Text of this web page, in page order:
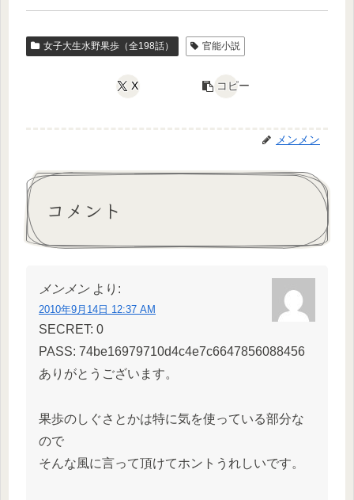
女子大生水野果歩（全198話） 官能小説
X コピー
メンメン
コメント
メンメン より:
2010年9月14日 12:37 AM
SECRET: 0
PASS: 74be16979710d4c4e7c6647856088456
ありがとうございます。
果歩のしぐさとかは特に気を使っている部分な
ので
そんな風に言って頂けてホントうれしいです。